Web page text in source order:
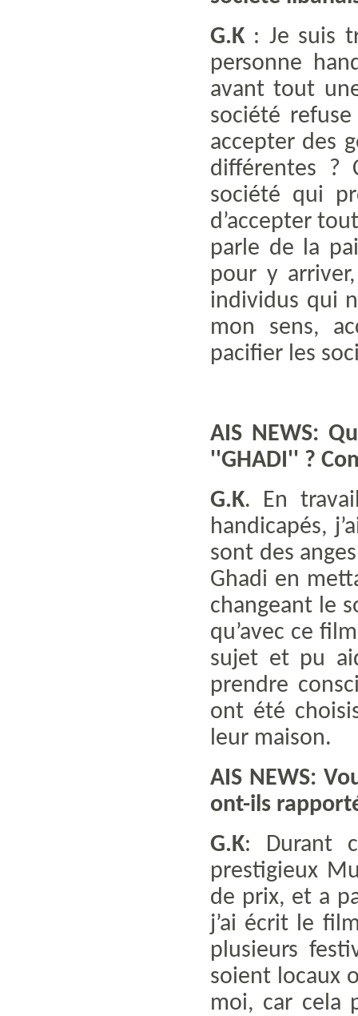
G.K : Je suis
personne
avant tout
société
accepter des
différentes ?
société qui
d’accepter
parle de la
pour y
individus qui
mon sens,
pacifier les
AIS NEWS:
''GHADI'' ?
G.K. En
handicapés,
sont des
Ghadi en
changeant le
qu’avec ce
sujet et pu
prendre
ont été
leur maison.
AIS NEWS:
ont-ils
G.K: Durant
prestigieux
de prix, et a
j’ai écrit le
plusieurs
soient locaux
moi, car cela